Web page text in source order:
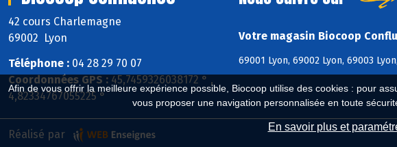
Afin de vous offrir la meilleure expérience possible, Biocoop utilise des cookies : pour
vous proposer une navigation personnalisée en toute
En savoir plus et
42 cours Charlemagne
69002 Lyon
Téléphone : 04 28 29 70 07
Coordonnées GPS : 45,7459326038172 ° ,
4,82334767055225 °
Votre magasin Biocoop
69001 Lyon, 69002 Lyon, 69003
Réalisé par